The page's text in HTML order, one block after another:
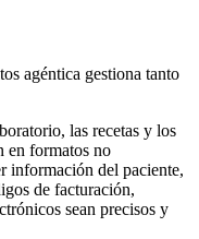
agéntica gestiona tanto
las recetas y los
en formatos no
información del paciente,
de facturación,
sean precisos y